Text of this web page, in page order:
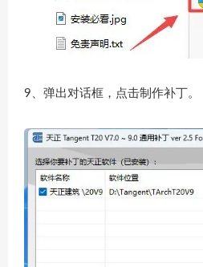
9、弹出对话框，点击制作补丁。